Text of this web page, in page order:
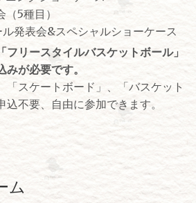
5種目）
発表会&スペシャルショーケース
リースタイルバスケットボール」
が必要です。
スケートボード」、「バスケット
不要、自由に参加できます。
ム